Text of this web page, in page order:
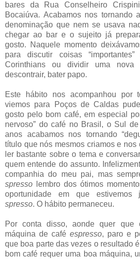
bares da Rua Conselheiro
Bocaiúva. Acabamos nos tornando
denominação que nem se usava
chegar ao bar e o sujeito já
gosto. Naquele momento
para discutir coisas
Corinthians ou dividir uma nova
descontrair, bater papo.
Este hábito nos acompanhou por
viemos para Poços de Caldas
gosto pelo bom café, em especial
nervoso” do café no Brasil, o Sul
anos acabamos nos tornando
título que nós mesmos criamos e nos
ler bastante sobre o tema e
quem entende do assunto.
companhia do meu pai, mas
spresso lembro dos ótimos
oportunidade em que estivemos
spresso. O hábito permaneceu.
Por conta disso, aonde quer
máquina de café espresso, paro e
que boa parte das vezes o resultado
bom café requer uma boa máquina,